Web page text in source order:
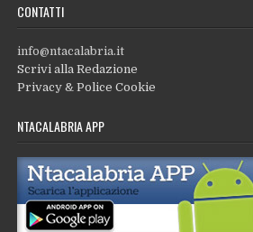
CONTATTI
info@ntacalabria.it
Scrivi alla Redazione
Privacy & Police Cookie
NTACALABRIA APP